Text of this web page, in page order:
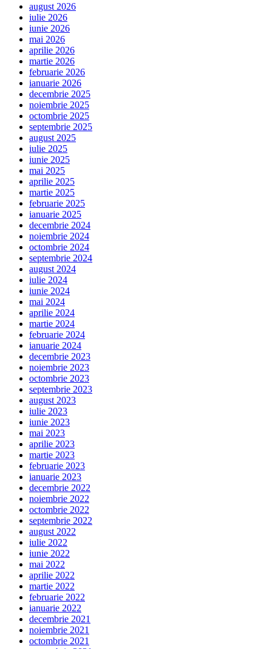
august 2026
iulie 2026
iunie 2026
mai 2026
aprilie 2026
martie 2026
februarie 2026
ianuarie 2026
decembrie 2025
noiembrie 2025
octombrie 2025
septembrie 2025
august 2025
iulie 2025
iunie 2025
mai 2025
aprilie 2025
martie 2025
februarie 2025
ianuarie 2025
decembrie 2024
noiembrie 2024
octombrie 2024
septembrie 2024
august 2024
iulie 2024
iunie 2024
mai 2024
aprilie 2024
martie 2024
februarie 2024
ianuarie 2024
decembrie 2023
noiembrie 2023
octombrie 2023
septembrie 2023
august 2023
iulie 2023
iunie 2023
mai 2023
aprilie 2023
martie 2023
februarie 2023
ianuarie 2023
decembrie 2022
noiembrie 2022
octombrie 2022
septembrie 2022
august 2022
iulie 2022
iunie 2022
mai 2022
aprilie 2022
martie 2022
februarie 2022
ianuarie 2022
decembrie 2021
noiembrie 2021
octombrie 2021